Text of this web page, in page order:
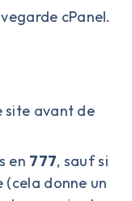
cPanel.
site avant de
en 777, sauf si
(cela donne un